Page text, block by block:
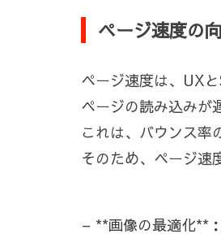
ページ速度の
ページ速度は、UX
ページの読み込みが
これは、バウンス率
そのため、ページ速
– **画像の最適化**